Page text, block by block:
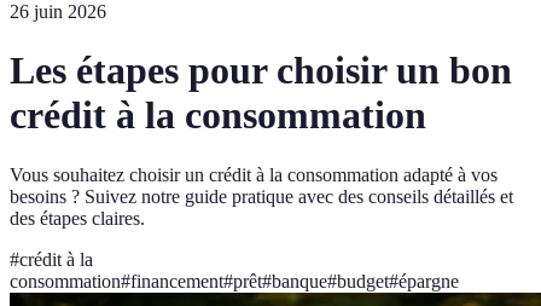
26 juin 2026
Les étapes pour choisir un bon
crédit à la consommation
Vous souhaitez choisir un crédit à la consommation adapté à vos
besoins ? Suivez notre guide pratique avec des conseils détaillés et
des étapes claires.
#crédit à la
consommation#financement#prêt#banque#budget#épargne